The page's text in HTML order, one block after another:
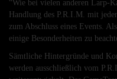
“Wie bei vielen anderen Larp-
Handlung des P.R.I.M. mit
zum Abschluss eines Events.
einige Besonderheiten zu
Sämtliche Hintergründe und
werden ausschließlich vom